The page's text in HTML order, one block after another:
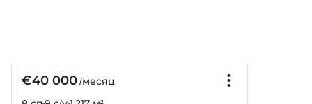
€40 000/месяц